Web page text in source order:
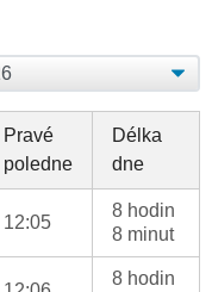
Pravé
poledne
Délka
dne
12:05
8 hodin
8 minut
8 hodin